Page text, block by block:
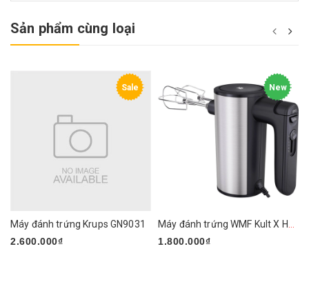
Sản phẩm cùng loại
Sale
Máy đánh trứng Krups GN9031
2.600.000₫
New
1.800.000₫